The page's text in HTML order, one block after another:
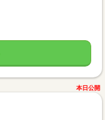
本日公開